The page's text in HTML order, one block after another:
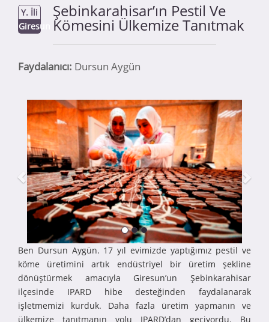
Y. İli
Giresun
Şebinkarahisar’ın Pestil Ve
Kömesini Ülkemize Tanıtmak
Faydalanıcı: Dursun Aygün
Ben Dursun Aygün. 17 yıl evimizde yaptığımız pestil ve
köme üretimini artık endüstriyel bir üretim şekline
dönüştürmek amacıyla Giresun’un Şebinkarahisar
ilçesinde IPARD hibe desteğinden faydalanarak
işletmemizi kurduk. Daha fazla üretim yapmanın ve
ülkemize tanıtmanın yolu IPARD’dan geçiyordu. Bu